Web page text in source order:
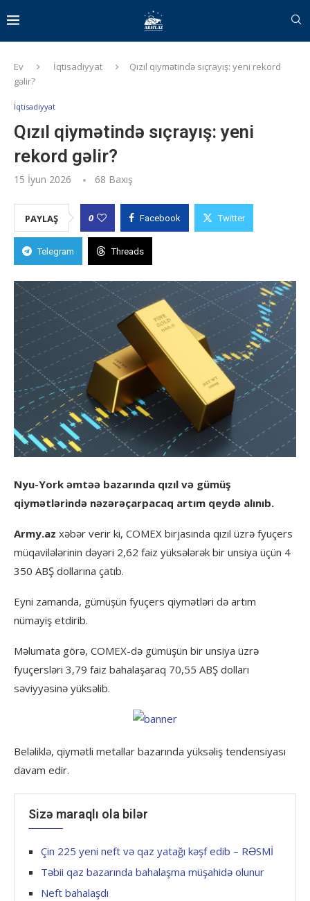
Ev İqtisadiyyat
Qızıl qiymətində sıçrayış: yeni rekord
gəlir?
İqtisadiyyat
Qızıl qiymətində sıçrayış: yeni
rekord gəlir?
15 İyun 2026 68 Baxış
PAYLAŞ 0 Facebook Twitter
Telegram Threads
Nyu-York əmtəə bazarında qızıl və gümüş
qiymətlərində nəzərəçarpacaq artım qeydə alınıb.
Army.az xəbər verir ki, COMEX birjasında qızıl üzrə fyuçers
müqavilələrinin dəyəri 2,62 faiz yüksələrək bir unsiya üçün 4
350 ABŞ dollarına çatıb.
Eyni zamanda, gümüşün fyuçers qiymətləri də artım
nümayiş etdirib.
Məlumata görə, COMEX-də gümüşün bir unsiya üzrə
fyuçersləri 3,79 faiz bahalaşaraq 70,55 ABŞ dolları
səviyyəsinə yüksəlib.
Beləliklə, qiymətli metallar bazarında yüksəliş tendensiyası
davam edir.
Sizə maraqlı ola bilər
Çin 225 yeni neft və qaz yatağı kəşf edib – RƏSMİ
Təbii qaz bazarında bahalaşma müşahidə olunur
Neft bahalaşdı